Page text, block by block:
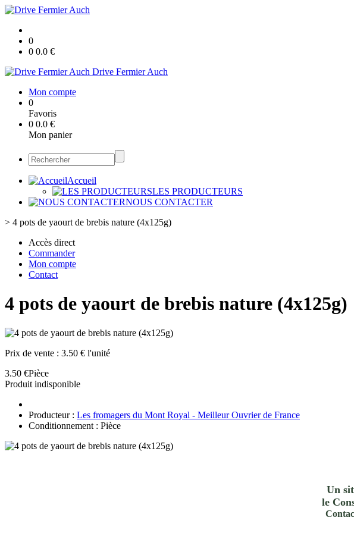
0
0 0.0 €
Drive Fermier Auch
Mon compte
0
Favoris
0 0.0 €
Mon panier
Accueil
LES PRODUCTEURS
NOUS CONTACTER
> 4 pots de yaourt de brebis nature (4x125g)
Accès direct
Commander
Mon compte
Contact
4 pots de yaourt de brebis nature (4x125g)
Prix de vente : 3.50 € l'unité
3.50 €Pièce
Produit indisponible
Producteur : Les fromagers du Mont Royal - Meilleur Ouvrier de France
Conditionnement : Pièce
Un
le